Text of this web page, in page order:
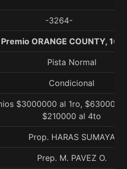
-3264-
ORANGE COUNTY,
Pista Normal
Condicional
$3000000 al 1ro, $630000
$210000 al 4to
Prop. HARAS SUMAYA
Prep. M. PAVEZ O.